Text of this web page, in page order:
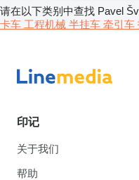
请在以下类别中查找 Pavel
卡车 工程机械 半挂车 牵引车
印记
关于我们
帮助